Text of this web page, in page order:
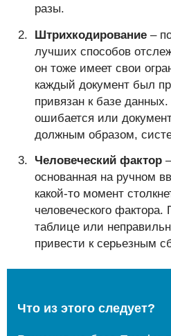
разы.
Штрихкодирование –
лучших способов
он тоже имеет свои
каждый документ был
привязан к базе
ошибается или
должным образом,
Человеческий фактор
основанная на ручном
какой-то момент
человеческого
таблице или
привести к серьезным
Что из этого следует?